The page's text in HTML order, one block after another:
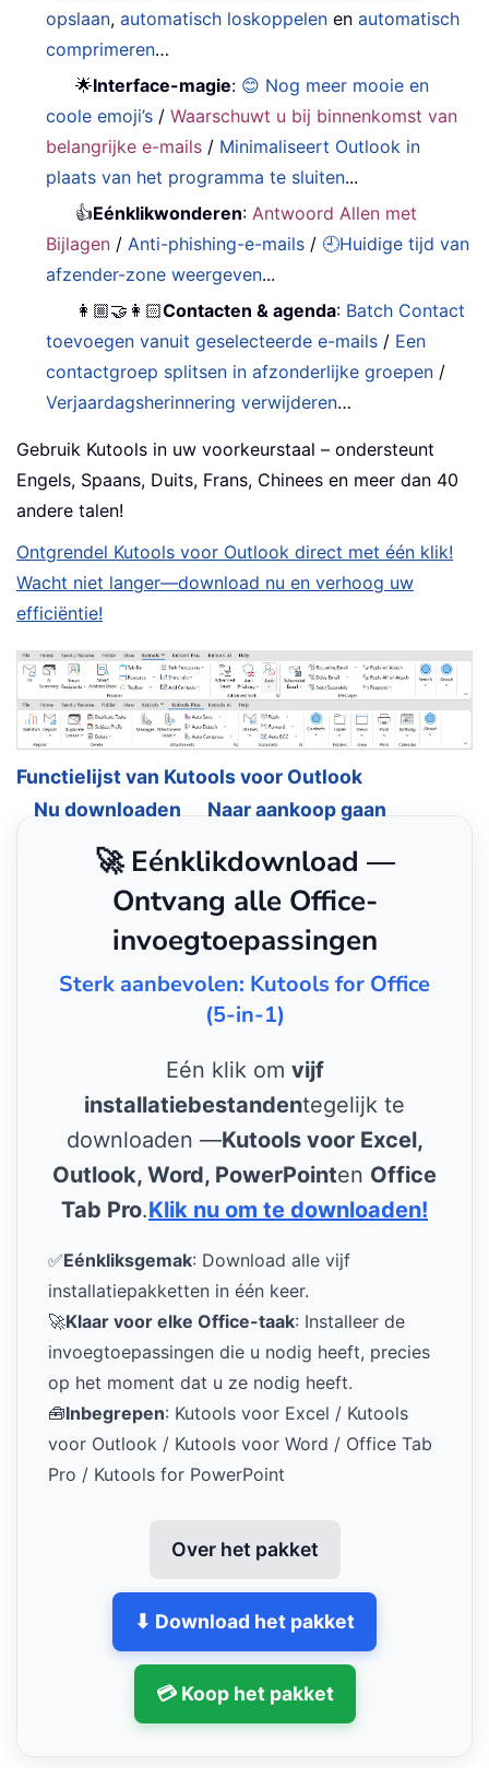
opslaan,automatisch loskoppelen enautomatisch
comprimeren…
🌟Interface-magie: 😊 Nog meer mooie en
coole emoji’s /Waarschuwt u bij binnenkomst van
belangrijke e-mails / Minimaliseert Outlook in
plaats van het programma te sluiten...
👍Eénklikwonderen: Antwoord Allen met
Bijlagen / Anti-phishing-e-mails / 🕘Huidige tijd van
afzender-zone weergeven...
👩🏼‍🤝‍👩🏻Contacten & agenda: Batch Contact
toevoegen vanuit geselecteerde e-mails / Een
contactgroep splitsen in afzonderlijke groepen /
Verjaardagsherinnering verwijderen…
Gebruik Kutools in uw voorkeurstaal – ondersteunt
Engels, Spaans, Duits, Frans, Chinees en meer dan 40
andere talen!
Ontgrendel Kutools voor Outlook direct met één klik!
Wacht niet langer—download nu en verhoog uw
efficiëntie!
Functielijst van Kutools voor Outlook
Nu downloaden
Naar aankoop gaan
🚀 Eénklikdownload —
Ontvang alle Office-
invoegtoepassingen
Sterk aanbevolen: Kutools for Office
(5-in-1)
Eén klik om vijf
installatiebestandentegelijk te
downloaden —Kutools voor Excel,
Outlook, Word, PowerPointen Office
Tab Pro.Klik nu om te downloaden!
✅Eénkliksgemak: Download alle vijf
installatiepakketten in één keer.
🚀Klaar voor elke Office-taak: Installeer de
invoegtoepassingen die u nodig heeft, precies
op het moment dat u ze nodig heeft.
🧰Inbegrepen: Kutools voor Excel / Kutools
voor Outlook / Kutools voor Word / Office Tab
Pro / Kutools for PowerPoint
Over het pakket
⬇ Download het pakket
💳 Koop het pakket